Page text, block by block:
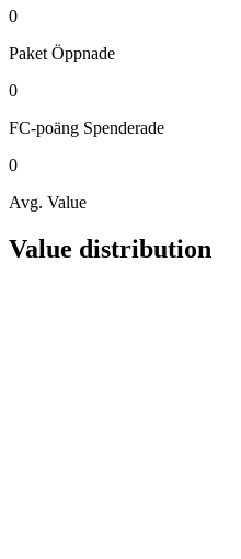
0
Paket Öppnade
0
FC-poäng Spenderade
0
Avg. Value
Value distribution